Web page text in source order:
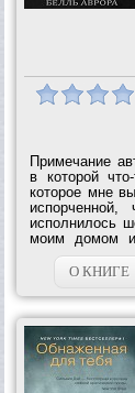
Примечание
в которой
которое мне
исполнилось
моим домом и
решение в
образована и
О КНИГЕ